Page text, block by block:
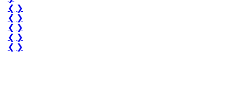
❮ ❯
❮ ❯
❮ ❯
❮ ❯
❮ ❯